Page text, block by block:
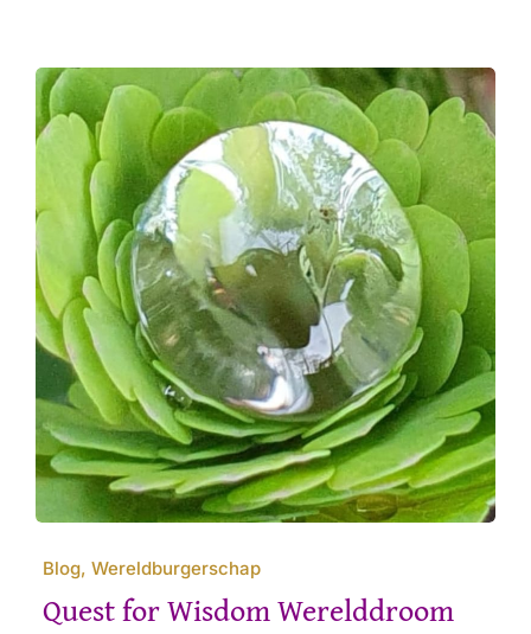
Blog, Wereldburgerschap
Quest for Wisdom Werelddroom